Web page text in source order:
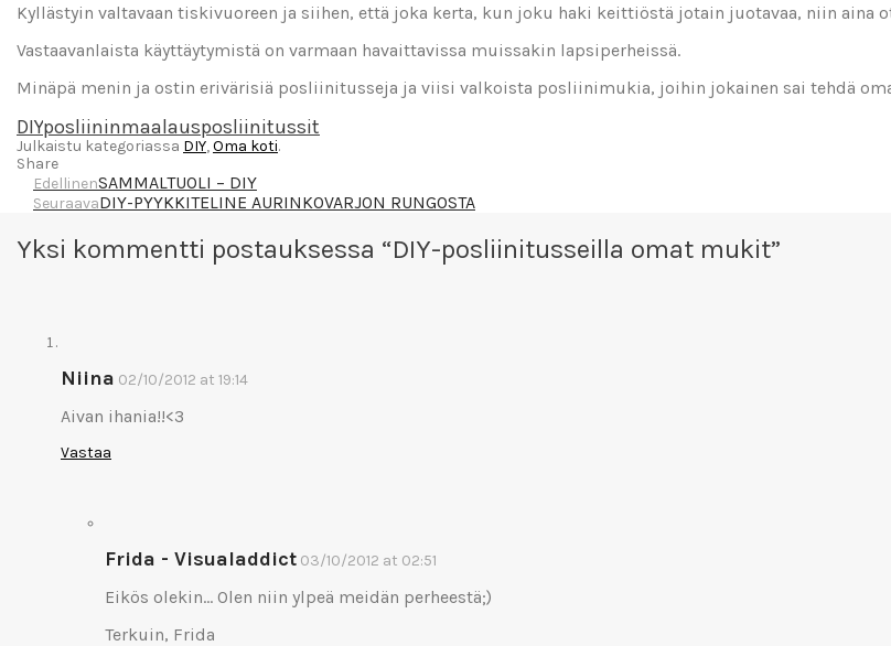
Kyllästyin valtavaan tiskivuoreen ja siihen, että joka kerta, kun joku haki keittiöstä jotain juotavaa, niin aina
Vastaavanlaista käyttäytymistä on varmaan havaittavissa muissakin lapsiperheissä.
Minäpä menin ja ostin erivärisiä posliinitusseja ja viisi valkoista posliinimukia, joihin jokainen sai tehdä
DIYposliininmaalausposliinitussit
Julkaistu kategoriassa DIY,Oma koti.
Share
EdellinenSAMMALTUOLI – DIY
SeuraavaDIY-PYYKKITELINE AURINKOVARJON RUNGOSTA
Yksi kommentti postauksessa “DIY-posliinitusseilla omat mukit”
Niina 02/10/2012 at 19:14
Aivan ihania!!<3
Vastaa
Frida - Visualaddict 03/10/2012 at 02:51
Eikös olekin… Olen niin ylpeä meidän perheestä;)
Terkuin, Frida